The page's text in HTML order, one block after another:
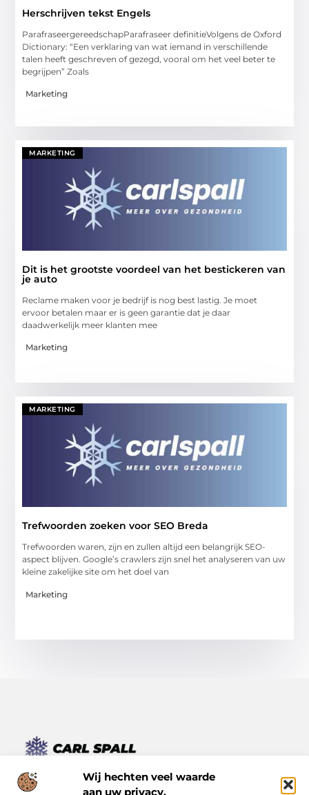
Wij hechten veel waarde
aan uw privacy.
Herschrijven tekst Engels
ParafraseergereedschapParafraseer definitieVolgens de Oxford
Dictionary: “Een verklaring van wat iemand in verschillende
talen heeft geschreven of gezegd, vooral om het veel beter te
begrijpen” Zoals
Marketing
MARKETING
Dit is het grootste voordeel van het bestickeren van
je auto
Reclame maken voor je bedrijf is nog best lastig. Je moet
ervoor betalen maar er is geen garantie dat je daar
daadwerkelijk meer klanten mee
Marketing
MARKETING
Trefwoorden zoeken voor SEO Breda
Trefwoorden waren, zijn en zullen altijd een belangrijk SEO-
aspect blijven. Google’s crawlers zijn snel het analyseren van uw
kleine zakelijke site om het doel van
Marketing
Van kleine momenten tot grote inzichten – lees het hier.
Ontdek een verscheidenheid aan blogs en artikelen die je